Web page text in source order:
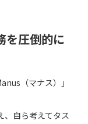
を圧倒的に
（マナス）」
、自ら考えてタス